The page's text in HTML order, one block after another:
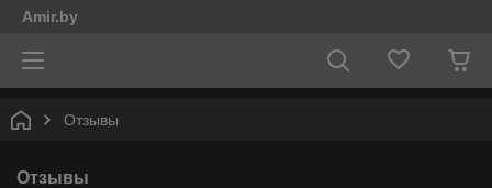
Amir.by
Отзывы
Отзывы